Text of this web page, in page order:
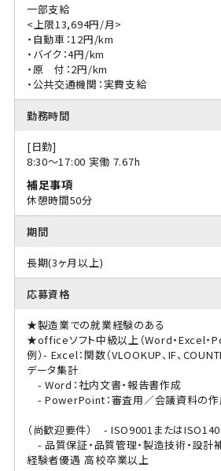
一部支給
<上限13,694円/月>
・自動車：12円/km
・バイク：4円/km
・原 付：2円/km
・公共交通機関：実費支給
勤務時間
[日勤]
8:30〜17:00 実働 7.67h
補足事項
休憩時間50分
期間
長期(3ヶ月以上)
応募資格
★製造業での就業経験のある
★officeソフト中級以上（Word・Excel・
例）- Excel：関数（VLOOKUP、IF、
データ集計
- Word：社内文書・報告書作成
- PowerPoint：審査用／会議資料の
（尚歓迎要件） - ISO9001または
- 品質保証・品質管理・製造技術・設
経験者優遇 高校卒業以上